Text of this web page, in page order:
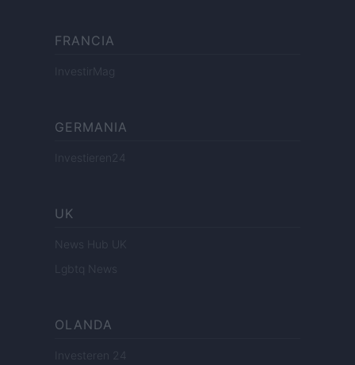
FRANCIA
InvestirMag
GERMANIA
Investieren24
UK
News Hub UK
Lgbtq News
OLANDA
Investeren 24